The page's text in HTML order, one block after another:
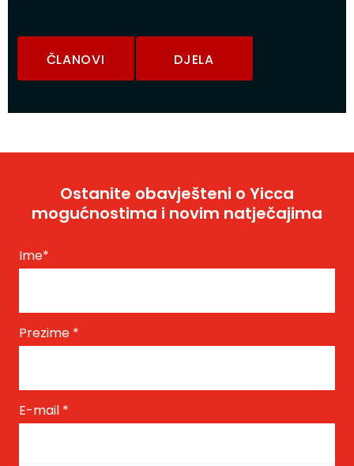
ČLANOVI DJELA
Ostanite obavješteni o Yicca
mogućnostima i novim natječajima
Ime*
Prezime *
E-mail *